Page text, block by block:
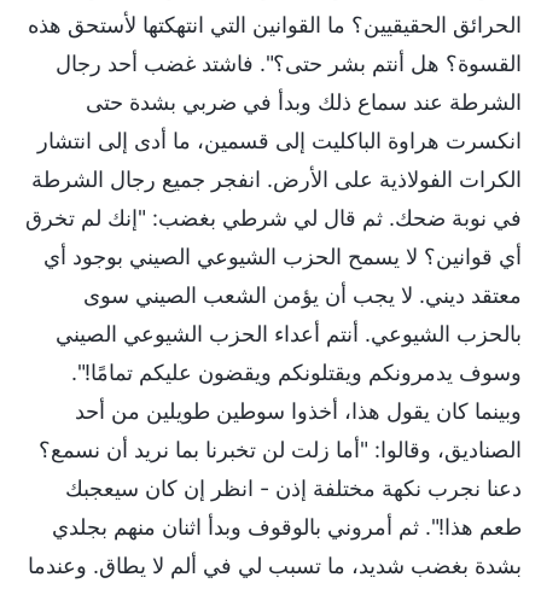
الحرائق الحقيقيين؟ ما القوانين التي انتهكتها لأستحق هذه
القسوة؟ هل أنتم بشر حتى؟". فاشتد غضب أحد رجال
الشرطة عند سماع ذلك وبدأ في ضربي بشدة حتى
انكسرت هراوة الباكليت إلى قسمين، ما أدى إلى انتشار
الكرات الفولاذية على الأرض. انفجر جميع رجال الشرطة
في نوبة ضحك. ثم قال لي شرطي بغضب: "إنك لم تخرق
أي قوانين؟ لا يسمح الحزب الشيوعي الصيني بوجود أي
معتقد ديني. لا يجب أن يؤمن الشعب الصيني سوى
بالحزب الشيوعي. أنتم أعداء الحزب الشيوعي الصيني
وسوف يدمرونكم ويقتلونكم ويقضون عليكم تمامًا!".
وبينما كان يقول هذا، أخذوا سوطين طويلين من أحد
الصناديق، وقالوا: "أما زلت لن تخبرنا بما نريد أن نسمع؟
دعنا نجرب نكهة مختلفة إذن - انظر إن كان سيعجبك
طعم هذا!". ثم أمروني بالوقوف وبدأ اثنان منهم بجلدي
بشدة بغضب شديد، ما تسبب لي في ألم لا يطاق. وعندما